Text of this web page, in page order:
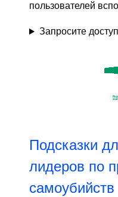
пользователей
Запросите
Подсказки
лидеров по
самоубийств